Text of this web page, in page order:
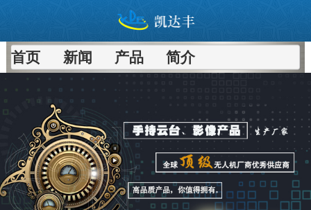
首页 新闻 产品 简介
进入新闻频道>>